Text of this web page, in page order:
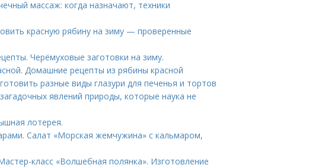
массаж: когда назначают, техники
красную рябину на зиму — проверенные
Черёмуховые заготовки на зиму.
Домашние рецепты из рябины красной
разные виды глазури для печенья и тортов
явлений природы, которые наука не
лотерея.
Салат «Морская жемчужина» с кальмаром,
класс «Волшебная полянка». Изготовление